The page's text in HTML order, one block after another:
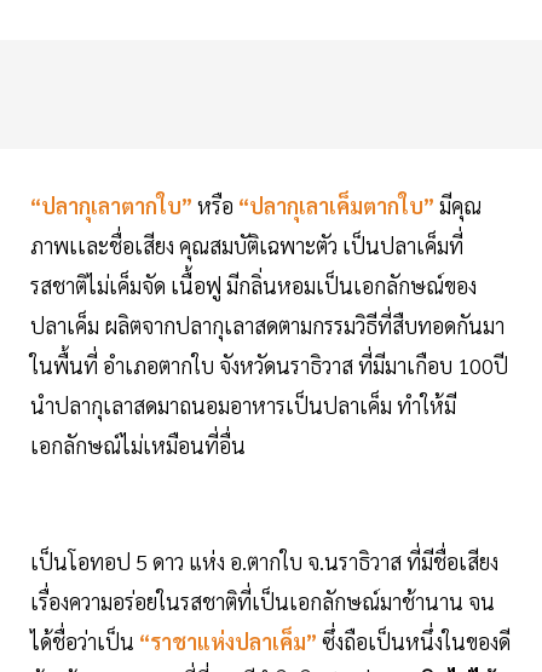
“ปลากุเลาตากใบ” หรือ “ปลากุเลาเค็มตากใบ” มีคุณ
ภาพเเละชื่อเสียง คุณสมบัติเฉพาะตัว เป็นปลาเค็มที่
รสชาติไม่เค็มจัด เนื้อฟู มีกลิ่นหอมเป็นเอกลักษณ์ของ
ปลาเค็ม ผลิตจากปลากุเลาสดตามกรรมวิธีที่สืบทอดกันมา
ในพื้นที่ อำเภอตากใบ จังหวัดนราธิวาส ที่มีมาเกือบ 100ปี
นำปลากุเลาสดมาถนอมอาหารเป็นปลาเค็ม ทำให้มี
เอกลักษณ์ไม่เหมือนที่อื่น
เป็นโอทอป 5 ดาว แห่ง อ.ตากใบ จ.นราธิวาส ที่มีชื่อเสียง
เรื่องความอร่อยในรสชาติที่เป็นเอกลักษณ์มาช้านาน จน
ได้ชื่อว่าเป็น “ราชาแห่งปลาเค็ม” ซึ่งถือเป็นหนึ่งในของดี